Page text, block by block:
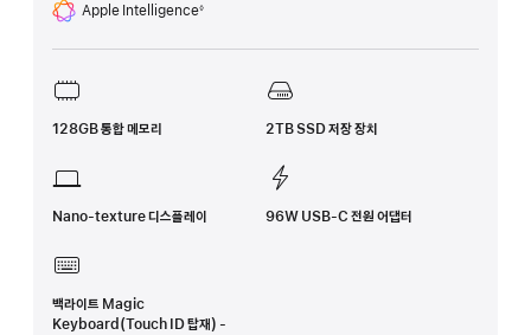
Apple Intelligence◊
128GB 통합 메모리 2TB SSD 저장 장치
Nano-texture 디스플레이 96W USB-C 전원 어댑터
백라이트 Magic
Keyboard(Touch ID 탑재) -